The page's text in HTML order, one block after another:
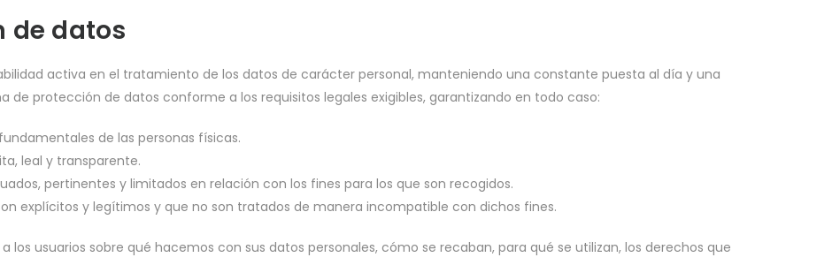
de datos
activa en el tratamiento de los datos de carácter personal, manteniendo una constante puesta al día y una
de protección de datos conforme a los requisitos legales exigibles, garantizando en todo caso:
de las personas físicas.
leal y transparente.
pertinentes y limitados en relación con los fines para los que son recogidos.
explícitos y legítimos y que no son tratados de manera incompatible con dichos fines.
usuarios sobre qué hacemos con sus datos personales, cómo se recaban, para qué se utilizan, los derechos que